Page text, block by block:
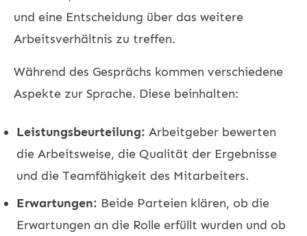
und eine Entscheidung über das weitere
Arbeitsverhältnis zu treffen.
Während des Gesprächs kommen verschiedene
Aspekte zur Sprache. Diese beinhalten:
Leistungsbeurteilung: Arbeitgeber bewerten
die Arbeitsweise, die Qualität der Ergebnisse
und die Teamfähigkeit des Mitarbeiters.
Erwartungen: Beide Parteien klären, ob die
Erwartungen an die Rolle erfüllt wurden und ob